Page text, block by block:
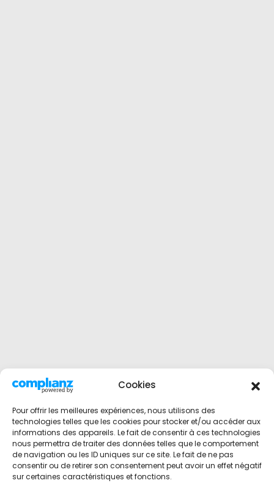
Cookies
Pour offrir les meilleures expériences, nous utilisons des
technologies telles que les cookies pour stocker et/ou accéder aux
informations des appareils. Le fait de consentir à ces technologies
nous permettra de traiter des données telles que le comportement
de navigation ou les ID uniques sur ce site. Le fait de ne pas
consentir ou de retirer son consentement peut avoir un effet négatif
sur certaines caractéristiques et fonctions.